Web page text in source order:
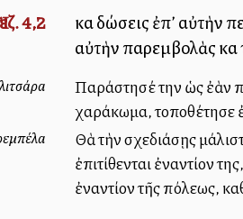
Ἰεζ. 4,2
καὶ δώσεις ἐπ’ αὐτὴν
αὐτὴν παρεμβολὰς
Παράστησέ την ὡς ἐὰν
χαράκωμα, τοποθέτησε
Θὰ τὴν σχεδιάσῃς
ἐπιτίθενται ἐναντίον
ἐναντίον τῆς πόλεως,